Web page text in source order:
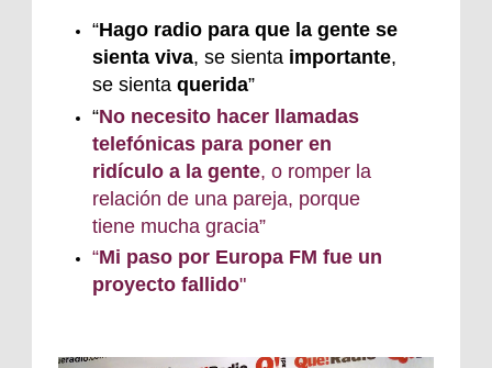
“Hago radio para que la gente se
sienta viva, se sienta importante,
se sienta querida”
“No necesito hacer llamadas
telefónicas para poner en
ridículo a la gente, o romper la
relación de una pareja, porque
tiene mucha gracia”
“Mi paso por Europa FM fue un
proyecto fallido"